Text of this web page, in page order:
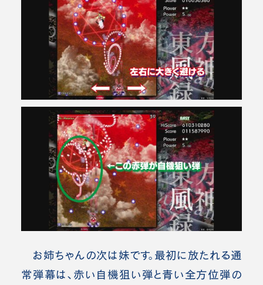
お姉ちゃんの次は妹です。最初に放たれる通
常弾幕は、赤い自機狙い弾と青い全方位弾の